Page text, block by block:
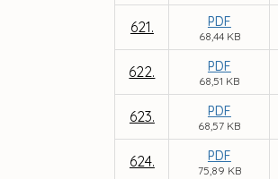
621. PDF
68,44 KB
622. PDF
68,51 KB
623. PDF
68,57 KB
624. PDF
75,89 KB